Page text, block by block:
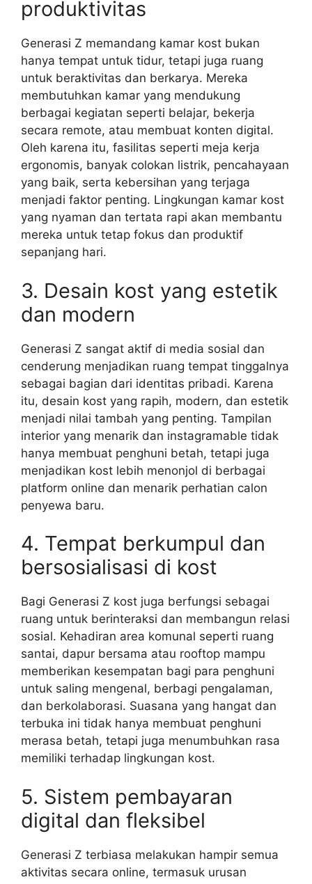
produktivitas
Generasi Z memandang kamar kost bukan
hanya tempat untuk tidur, tetapi juga ruang
untuk beraktivitas dan berkarya. Mereka
membutuhkan kamar yang mendukung
berbagai kegiatan seperti belajar, bekerja
secara remote, atau membuat konten digital.
Oleh karena itu, fasilitas seperti meja kerja
ergonomis, banyak colokan listrik, pencahayaan
yang baik, serta kebersihan yang terjaga
menjadi faktor penting. Lingkungan kamar kost
yang nyaman dan tertata rapi akan membantu
mereka untuk tetap fokus dan produktif
sepanjang hari.
3. Desain kost yang estetik
dan modern
Generasi Z sangat aktif di media sosial dan
cenderung menjadikan ruang tempat tinggalnya
sebagai bagian dari identitas pribadi. Karena
itu, desain kost yang rapih, modern, dan estetik
menjadi nilai tambah yang penting. Tampilan
interior yang menarik dan instagramable tidak
hanya membuat penghuni betah, tetapi juga
menjadikan kost lebih menonjol di berbagai
platform online dan menarik perhatian calon
penyewa baru.
4. Tempat berkumpul dan
bersosialisasi di kost
Bagi Generasi Z kost juga berfungsi sebagai
ruang untuk berinteraksi dan membangun relasi
sosial. Kehadiran area komunal seperti ruang
santai, dapur bersama atau rooftop mampu
memberikan kesempatan bagi para penghuni
untuk saling mengenal, berbagi pengalaman,
dan berkolaborasi. Suasana yang hangat dan
terbuka ini tidak hanya membuat penghuni
merasa betah, tetapi juga menumbuhkan rasa
memiliki terhadap lingkungan kost.
5. Sistem pembayaran
digital dan fleksibel
Generasi Z terbiasa melakukan hampir semua
aktivitas secara online, termasuk urusan